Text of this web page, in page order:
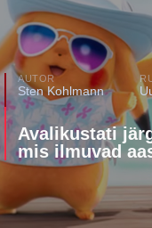
AUTOR
Sten Kohlmann
Avalikustati
mis ilmuvad